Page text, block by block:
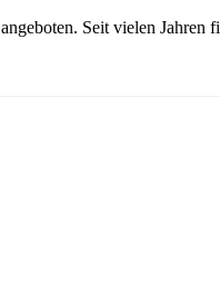
Seit vielen Jahren